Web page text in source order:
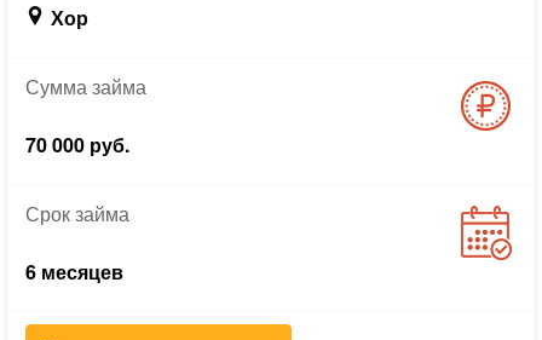
Хор
Суммазайма
70 000 руб.
Срокзайма
6 месяцев